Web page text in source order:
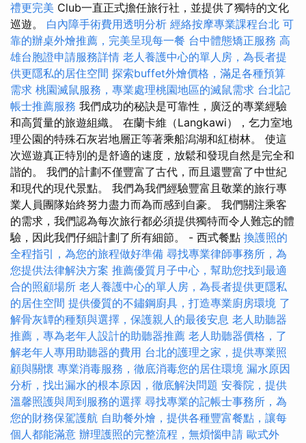
禮更完美 Club一直正式擔任旅行社，並提供了獨特的文化
巡遊。 白內障手術費用透明分析 經絡按摩專業課程台北 可
靠的辦桌外燴推薦，完美呈現每一餐 台中體態矯正服務 高
雄台胞證申請服務詳情 老人養護中心的單人房，為長者提
供更隱私的居住空間 探索buffet外燴價格，滿足各種預算
需求 桃園滅鼠服務，專業處理桃園地區的滅鼠需求 台北記
帳士推薦服務 我們成功的秘訣是可靠性，廣泛的專業經驗
和高質量的旅遊組織。 在蘭卡維（Langkawi），乞力室地
理公園的特殊石灰岩地層正等著乘船潟湖和紅樹林。 使這
次巡遊真正特別的是舒適的速度，放鬆和發現自然是完全和
諧的。 我們的計劃不僅豐富了古代，而且還豐富了中世紀
和現代的現代景點。 我們為我們經驗豐富且敬業的旅行專
業人員團隊始終努力盡力而為而感到自豪。 我們關注乘客
的需求，我們認為每次旅行都必須提供獨特而令人難忘的體
驗，因此我們仔細計劃了所有細節。 - 西式餐點 換護照的
全程指引，為您的旅程做好準備 尋找專業律師事務所，為
您提供法律解決方案 推薦優質月子中心，幫助您找到最適
合的照顧場所 老人養護中心的單人房，為長者提供更隱私
的居住空間 提供優質的不鏽鋼廚具，打造專業廚房環境 了
解骨灰罈的種類與選擇，保護親人的最後安息 老人助聽器
推薦，專為老年人設計的助聽器推薦 老人助聽器價格，了
解老年人專用助聽器的費用 台北的護理之家，提供專業照
顧與關懷 專業消毒服務，徹底消毒您的居住環境 漏水原因
分析，找出漏水的根本原因，徹底解決問題 安養院，提供
溫馨照護與周到服務的選擇 尋找專業的記帳士事務所，為
您的財務保駕護航 自助餐外燴，提供各種豐富餐點，讓每
個人都能滿意 辦理護照的完整流程，無煩惱申請 歐式外